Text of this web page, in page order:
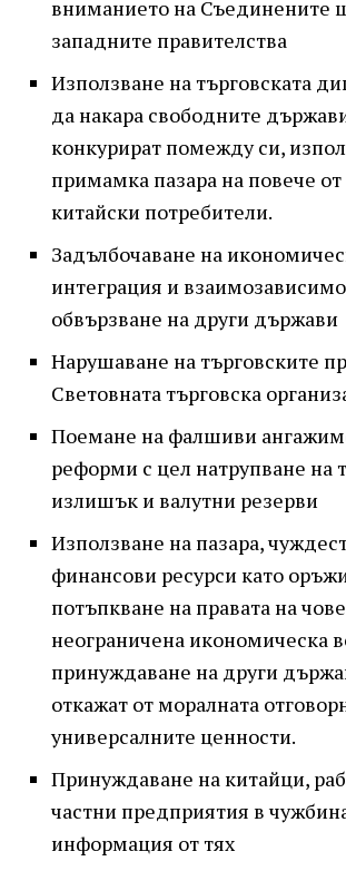
вниманието на Съединените
западните правителства
Използване на търговската
да накара свободните
конкурират помежду си,
примамка пазара на повече
китайски потребители.
Задълбочаване на
интеграция и
обвързване на други държави
Нарушаване на търговските
Световната търговска
Поемане на фалшиви
реформи с цел натрупване на
излишък и валутни резерви
Използване на пазара,
финансови ресурси като
потъпкване на правата на
неограничена икономическа
принуждаване на други
откажат от моралната
универсалните ценности.
Принуждаване на китайци,
частни предприятия в
информация от тях